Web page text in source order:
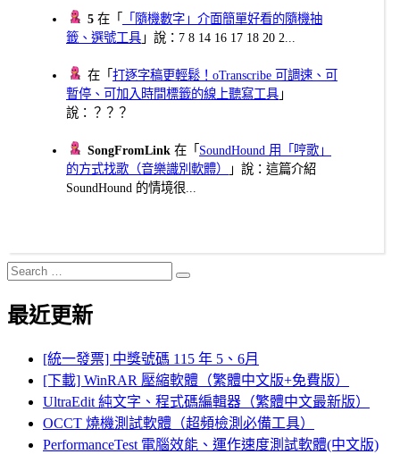
5 在「
「隨機數字」介面簡單好看的隨機抽
籤、選號工具 」說：7 8 14 16 17 18 20 2...
在「打逐字稿更輕鬆！oTranscribe 可調速、可
暫停、可加入時間標籤的線上聽寫工具 」
說：？？？
SongFromLink 在「 SoundHound 用「哼歌」
的方式找歌（音樂識別軟體）
」說：這篇介紹
SoundHound 的情境很...
Search
for:
Search
最近更新
[統一發票] 中獎號碼 115 年 5、6月
[下載] WinRAR 壓縮軟體（繁體中文版+免費版）
UltraEdit 純文字、程式碼編輯器（繁體中文最新版）
OCCT 燒機測試軟體（超頻檢測必備工具）
PerformanceTest 電腦效能、運作速度測試軟體(中文版)